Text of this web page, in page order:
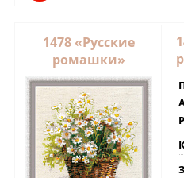
1478 «Русские
ромашки»